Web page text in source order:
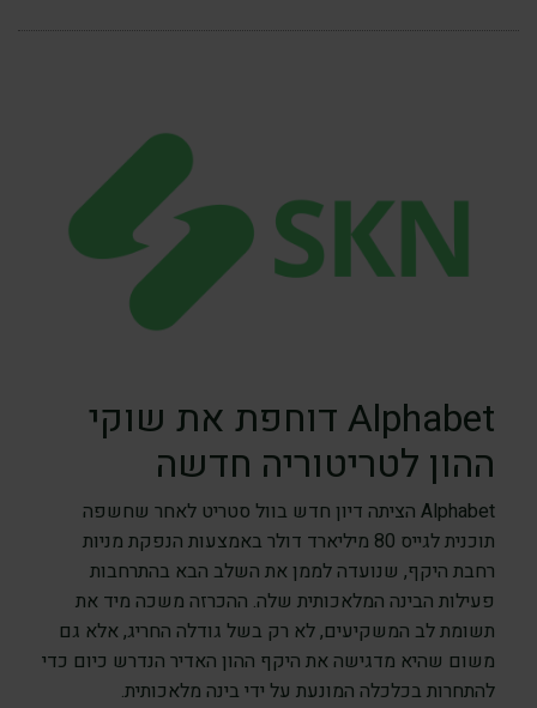
Alphabet דוחפת את שוקי
ההון לטריטוריה חדשה
Alphabet הציתה דיון חדש בוול סטריט לאחר שחשפה
תוכנית לגייס 80 מיליארד דולר באמצעות הנפקת מניות
רחבת היקף, שנועדה לממן את השלב הבא בהתרחבות
פעילות הבינה המלאכותית שלה. ההכרזה משכה מיד את
תשומת לב המשקיעים, לא רק בשל גודלה החריג, אלא גם
משום שהיא מדגישה את היקף ההון האדיר הנדרש כיום כדי
להתחרות בכלכלה המונעת על ידי בינה מלאכותית.